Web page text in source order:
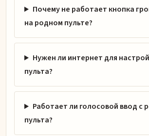
Почему не работает кнопка
на родном пульте?
Нужен ли интернет для
пульта?
Работает ли голосовой ввод с
пульта?